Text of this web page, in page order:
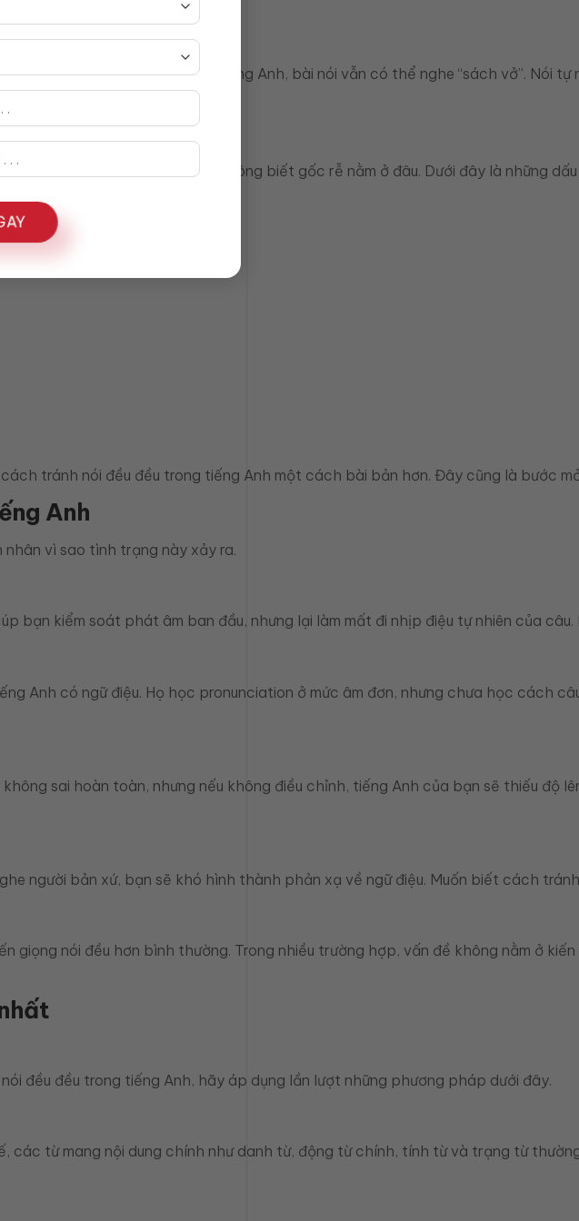
tránh nói đều đều trong tiếng Anh, bài nói vẫn có thể nghe “sách vở”. Nói
nói không cuốn hút” nhưng không biết gốc rễ nằm ở đâu. Dưới đây là những
tránh nói đều đều trong tiếng Anh một cách bài bản hơn. Đây cũng là bước mở
Anh
vì sao tình trạng này xảy ra.
kiểm soát phát âm ban đầu, nhưng lại làm mất đi nhịp điệu tự nhiên của
Anh có ngữ điệu. Họ học pronunciation ở mức âm đơn, nhưng chưa học cách
sai hoàn toàn, nhưng nếu không điều chỉnh, tiếng Anh của bạn sẽ thiếu độ
người bản xứ, bạn sẽ khó hình thành phản xạ về ngữ điệu. Muốn biết cách
giọng nói đều hơn bình thường. Trong nhiều trường hợp, vấn đề không nằm ở
đều đều trong tiếng Anh, hãy áp dụng lần lượt những phương pháp dưới đây.
từ mang nội dung chính như danh từ, động từ chính, tính từ và trạng từ thường